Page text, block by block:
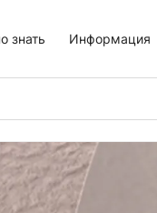
знать Информация